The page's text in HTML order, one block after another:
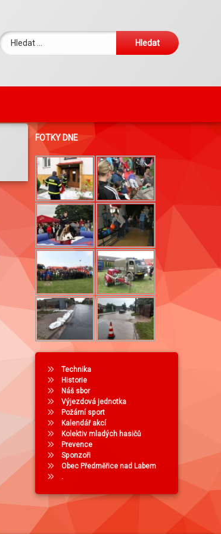
Vyhledávání
FOTKY DNE
Technika
Historie
Náš sbor
Výjezdová jednotka
Požární sport
Kalendář akcí
Kolektiv mladých hasičů
Prevence
Sponzoři
Obec Předměřice nad Labem
.